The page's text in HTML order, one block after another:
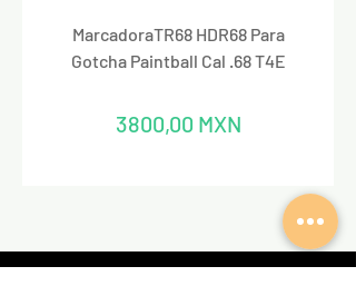
MarcadoraTR68 HDR68 Para
Gotcha Paintball Cal .68 T4E
Precio
3800,00 MXN